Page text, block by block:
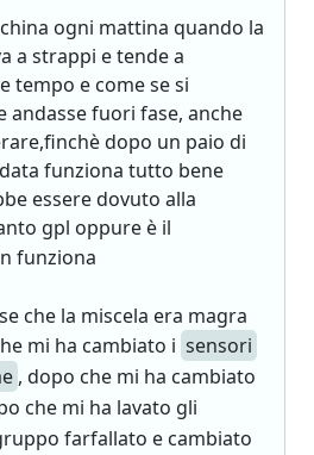
ogni mattina quando la
a strappi e tende a
tempo e come se si
andasse fuori fase, anche
dopo un paio di
funziona tutto bene
essere dovuto alla
gpl oppure è il
funziona
che la miscela era magra
mi ha cambiato i sensori
, dopo che mi ha cambiato
che mi ha lavato gli
farfallato e cambiato